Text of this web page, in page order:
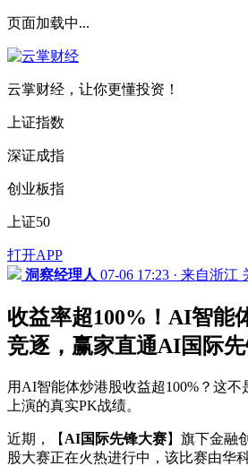
页面加载中...
云掌财经，让你更懂投资！
上证指数
深证成指
创业板指
上证50
打开APP
洞察经理人 07-06 17:23 · 来自浙江
收益率超100%！AI智能
竞逐，赢家直通AI国际
用AI智能体炒港股收益超100%？这
上演的真实PK战绩。
近期，【 AI国际先锋大赛】旗下金
股大赛正在火热进行中，该比赛由华